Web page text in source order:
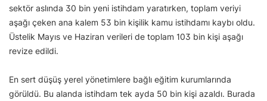
sektör aslında 30 bin yeni istihdam yaratırken, toplam veriyi
aşağı çeken ana kalem 53 bin kişilik kamu istihdamı kaybı oldu.
Üstelik Mayıs ve Haziran verileri de toplam 103 bin kişi aşağı
revize edildi.
En sert düşüş yerel yönetimlere bağlı eğitim kurumlarında
görüldü. Bu alanda istihdam tek ayda 50 bin kişi azaldı. Burada